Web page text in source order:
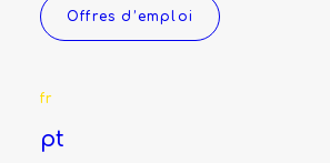
Offres d’emploi
fr
pt
Pour préserver l'anonymat de
éventuel entretien.
l’autorisation des candidats